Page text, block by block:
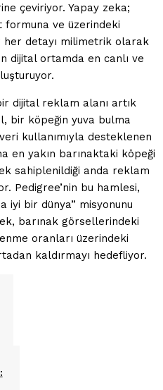
çeviriyor. Yapay zeka;
formuna ve üzerindeki
detayı milimetrik olarak
dijital ortamda en canlı ve
dijital reklam alanı artık
bir köpeğin yuva bulma
kullanımıyla desteklenen
en yakın barınaktaki köpeği
sahiplenildiği anda reklam
Pedigree’nin bu hamlesi,
iyi bir dünya” misyonunu
barınak görsellerindeki
oranları üzerindeki
kaldırmayı hedefliyor.